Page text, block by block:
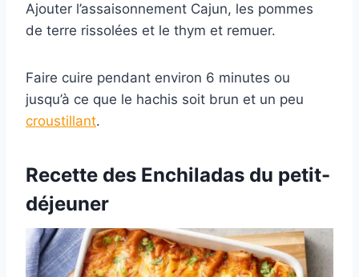
Ajouter l’assaisonnement Cajun, les pommes
de terre rissolées et le thym et remuer.
Faire cuire pendant environ 6 minutes ou
jusqu’à ce que le hachis soit brun et un peu
croustillant.
Recette des Enchiladas du petit-
déjeuner